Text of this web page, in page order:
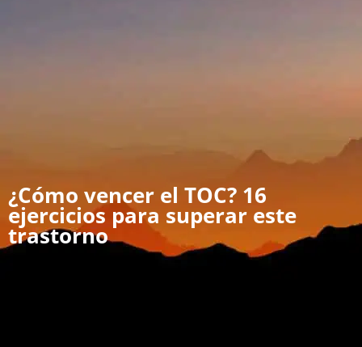
¿Cómo vencer el TOC? 16
ejercicios para superar este
trastorno